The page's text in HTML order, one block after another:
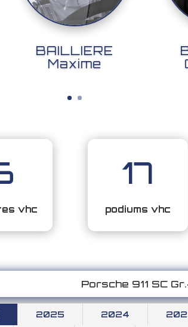
BAILLIERE
Maxime
vhc
17
podiums vhc
Porsche 911 SC
2025 2024